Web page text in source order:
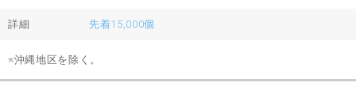
詳細 先着15,000個
※沖縄地区を除く。